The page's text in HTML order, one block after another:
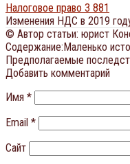
Налоговое право 3 881
Изменения НДС в 2019
© Автор статьи: юрист
Содержание:Маленько
Предполагаемые
Добавить комментарий
Имя *
Email *
Сайт